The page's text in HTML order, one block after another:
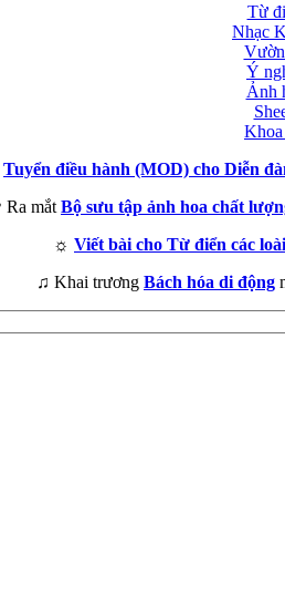
Từ
Nhạc
Ý
Ảnh
Tuyển điều hành (MOD) cho Diễn
Ra mắt Bộ sưu tập ảnh hoa chất
☼ Viết bài cho Từ điển các
♫ Khai trương Bách hóa di động